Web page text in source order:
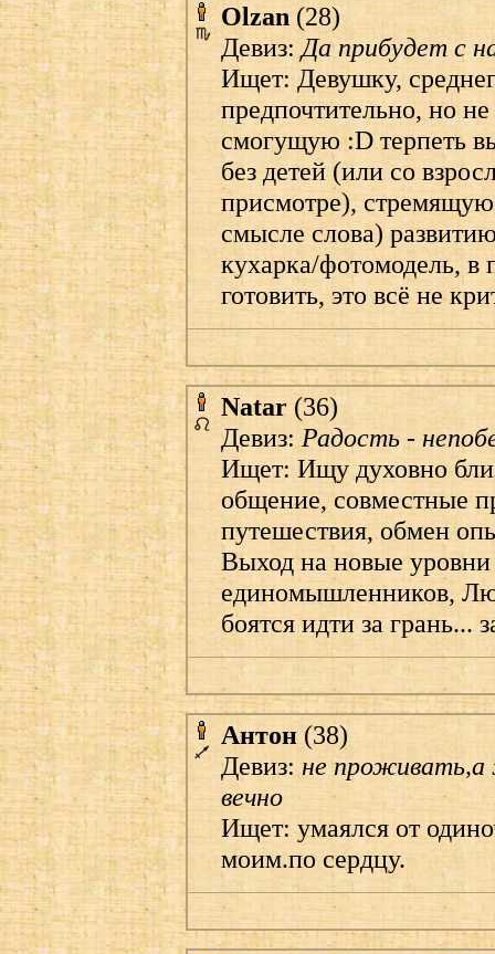
Olzan (28)
Девиз:Да прибудет с
Ищет: Девушку,
предпочтительно, но
смогущую :D терпеть
без детей (или со
присмотре),
смысле слова)
кухарка/фотомодель, в
готовить, это всё не
Natar (36)
Девиз:Радость -
Ищет: Ищу духовно
общение, совместные
путешествия, обмен
Выход на новые
единомышленников,
боятся идти за
Антон (38)
Девиз:не
вечно
Ищет: умаялся от
моим.по сердцу.